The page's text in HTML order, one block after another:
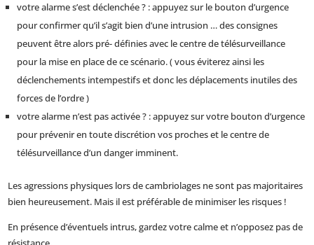
votre alarme s’est déclenchée ? : appuyez sur le bouton d’urgence
pour confirmer qu’il s’agit bien d’une intrusion … des consignes
peuvent être alors pré- définies avec le centre de télésurveillance
pour la mise en place de ce scénario. ( vous éviterez ainsi les
déclenchements intempestifs et donc les déplacements inutiles des
forces de l’ordre )
votre alarme n’est pas activée ? : appuyez sur votre bouton d’urgence
pour prévenir en toute discrétion vos proches et le centre de
télésurveillance d’un danger imminent.
Les agressions physiques lors de cambriolages ne sont pas majoritaires
bien heureusement. Mais il est préférable de minimiser les risques !
En présence d’éventuels intrus, gardez votre calme et n’opposez pas de